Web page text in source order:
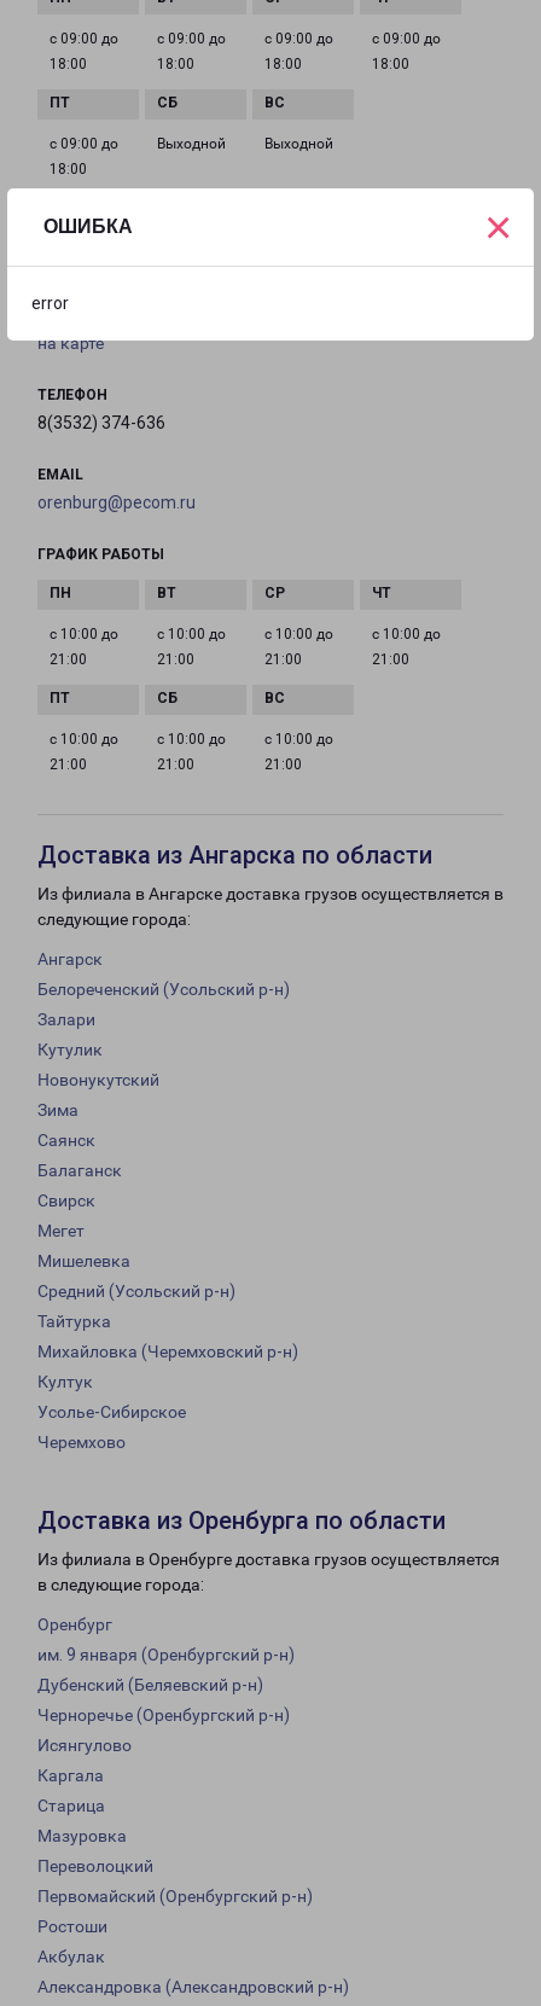
ОШИБКА
error
×
с 09:00 до
18:00
с 09:00 до
18:00
с 09:00 до
18:00
с 09:00 до
18:00
с 09:00 до
18:00
Выходной Выходной
на карте
ТЕЛЕФОН
8(3532) 374-636
EMAIL
orenburg@pecom.ru
ГРАФИК РАБОТЫ
с 10:00 до
21:00
с 10:00 до
21:00
с 10:00 до
21:00
с 10:00 до
21:00
с 10:00 до
21:00
с 10:00 до
21:00
с 10:00 до
21:00
Доставка из Ангарска по области
Из филиала в Ангарске доставка грузов осуществляется в
следующие города:
Ангарск
Белореченский (Усольский р-н)
Залари
Кутулик
Новонукутский
Зима
Саянск
Балаганск
Свирск
Мегет
Мишелевка
Средний (Усольский р-н)
Тайтурка
Михайловка (Черемховский р-н)
Култук
Усолье-Сибирское
Черемхово
Доставка из Оренбурга по области
Из филиала в Оренбурге доставка грузов осуществляется
в следующие города:
Оренбург
им. 9 января (Оренбургский р-н)
Дубенский (Беляевский р-н)
Черноречье (Оренбургский р-н)
Исянгулово
Каргала
Старица
Мазуровка
Переволоцкий
Первомайский (Оренбургский р-н)
Ростоши
Акбулак
Александровка (Александровский р-н)